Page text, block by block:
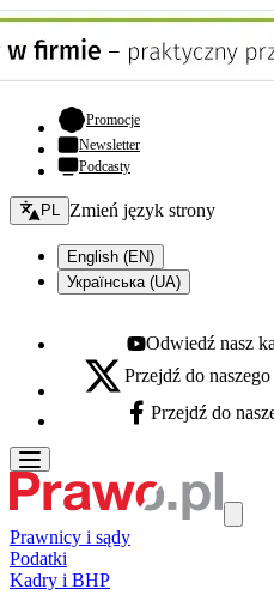
Promocje- otwiera się w nowej
Newsletter
Podcasty
Zmień język - bieżący:
PL Zmień język strony
English (EN)
Українська (UA)
Youtube - otwiera się w
Odwiedź nasz
X - otwiera się w nowej karcie
Przejdź do
Facebook - otwiera się w
Przejdź do
Prawnicy i sądy
Podatki
Kadry i BHP